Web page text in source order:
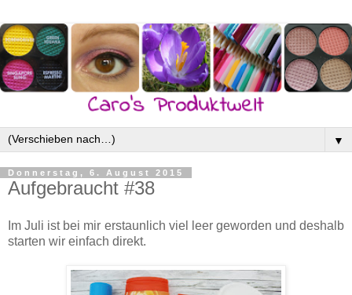
▼
Donnerstag, 6. August 2015
Aufgebraucht #38
Im Juli ist bei mir erstaunlich viel leer geworden und deshalb
starten wir einfach direkt.